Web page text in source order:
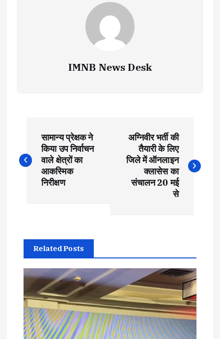
IMNB News Desk
o
v
g
सामान्य प्रेक्षक ने
किया उप निर्वाचन
वाले क्षेत्रों का
आकस्मिक
निरीक्षण
अग्निवीर भर्ती की
तैयारी के लिए
जिले में ऑनलाइन
क्लासेस का
संचालन 20 मई
से
Related Posts